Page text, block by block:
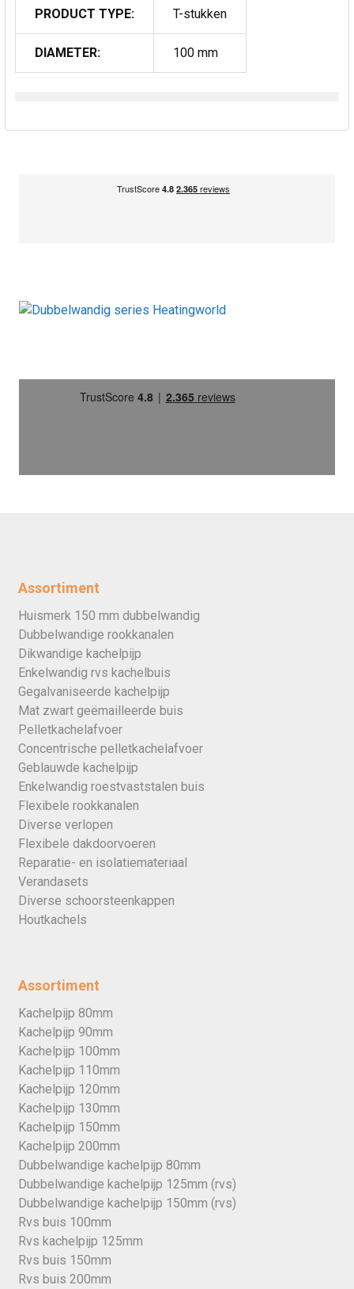
PRODUCT TYPE: T-stukken
DIAMETER: 100 mm
Assortiment
Huismerk 150 mm dubbelwandig
Dubbelwandige rookkanalen
Dikwandige kachelpijp
Enkelwandig rvs kachelbuis
Gegalvaniseerde kachelpijp
Mat zwart geëmailleerde buis
Pelletkachelafvoer
Concentrische pelletkachelafvoer
Geblauwde kachelpijp
Enkelwandig roestvaststalen buis
Flexibele rookkanalen
Diverse verlopen
Flexibele dakdoorvoeren
Reparatie- en isolatiemateriaal
Verandasets
Diverse schoorsteenkappen
Houtkachels
Assortiment
Kachelpijp 80mm
Kachelpijp 90mm
Kachelpijp 100mm
Kachelpijp 110mm
Kachelpijp 120mm
Kachelpijp 130mm
Kachelpijp 150mm
Kachelpijp 200mm
Dubbelwandige kachelpijp 80mm
Dubbelwandige kachelpijp 125mm (rvs)
Dubbelwandige kachelpijp 150mm (rvs)
Rvs buis 100mm
Rvs kachelpijp 125mm
Rvs buis 150mm
Rvs buis 200mm